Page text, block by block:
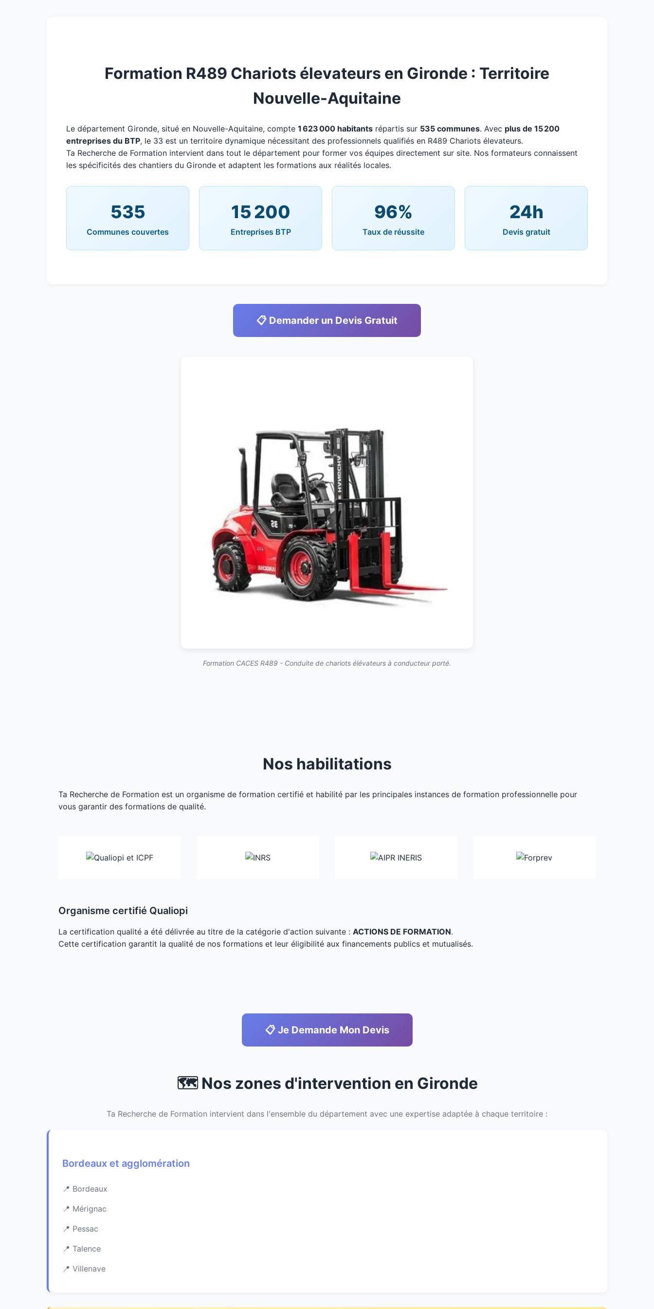
Formation R489 Chariots élevateurs en Gironde : Territoire
Nouvelle-Aquitaine
Le département Gironde, situé en Nouvelle-Aquitaine, compte 1 623 000 habitants répartis sur 535 communes. Avec plus de 15 200
entreprises du BTP, le 33 est un territoire dynamique nécessitant des professionnels qualifiés en R489 Chariots élevateurs.
Ta Recherche de Formation intervient dans tout le département pour former vos équipes directement sur site. Nos formateurs connaissent
les spécificités des chantiers du Gironde et adaptent les formations aux réalités locales.
535
Communes couvertes
15 200
Entreprises BTP
96%
Taux de réussite
24h
Devis gratuit
📋 Demander un Devis Gratuit
Formation CACES R489 - Conduite de chariots élévateurs à conducteur porté.
Nos habilitations
Ta Recherche de Formation est un organisme de formation certifié et habilité par les principales instances de formation professionnelle pour
vous garantir des formations de qualité.
Organisme certifié Qualiopi
La certification qualité a été délivrée au titre de la catégorie d'action suivante : ACTIONS DE FORMATION.
Cette certification garantit la qualité de nos formations et leur éligibilité aux financements publics et mutualisés.
📋 Je Demande Mon Devis
🗺️ Nos zones d'intervention en Gironde
Ta Recherche de Formation intervient dans l'ensemble du département avec une expertise adaptée à chaque territoire :
Bordeaux et agglomération
Bordeaux
Mérignac
Pessac
Talence
Villenave